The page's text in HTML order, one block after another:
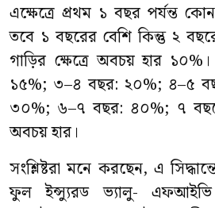
এক্ষেত্রে প্রথম ১ বছর পর্যন্ত
তবে ১ বছরের বেশি কিন্তু ২
গাড়ির ক্ষেত্রে অবচয় হার
১৫%; ৩–৪ বছর: ২০%; ৪–৫
৩০%; ৬–৭ বছর: ৪০%; ৭
অবচয় হার।
সংশ্লিষ্টরা মনে করছেন, এ
ফুল ইন্স্যুরড ভ্যালু- এফআইভি